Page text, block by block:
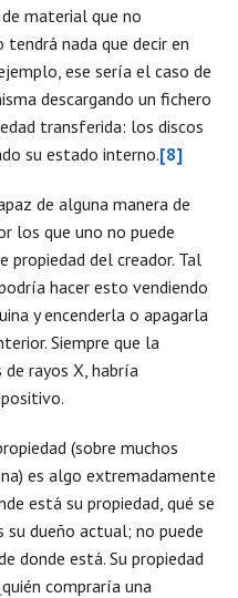
material que no
nada que decir en
ese sería el caso de
descargando un fichero
transferida: los discos
su estado interno.[8]
de alguna manera de
los que uno no puede
propiedad del creador. Tal
hacer esto vendiendo
y encenderla o apagarla
Siempre que la
rayos X, habría
(sobre muchos
es algo extremadamente
está su propiedad, qué se
dueño actual; no puede
donde está. Su propiedad
compraría una